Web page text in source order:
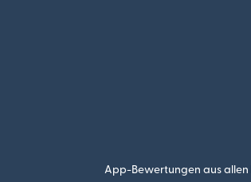
App-Bewertungen aus allen